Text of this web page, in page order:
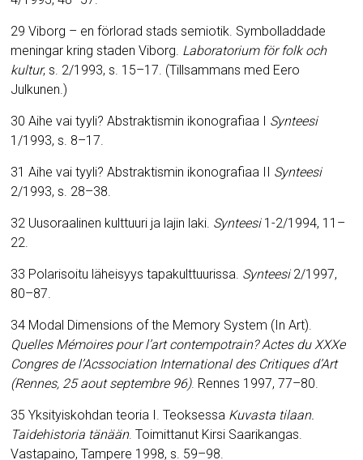
29 Viborg – en förlorad stads semiotik. Symbolladdade
meningar kring staden Viborg. Laboratorium för folk och
kultur, s. 2/1993, s. 15–17. (Tillsammans med Eero
Julkunen.)
30 Aihe vai tyyli? Abstraktismin ikonografiaa I Synteesi
1/1993, s. 8–17.
31 Aihe vai tyyli? Abstraktismin ikonografiaa II Synteesi
2/1993, s. 28–38.
32 Uusoraalinen kulttuuri ja lajin laki. Synteesi1-2/1994, 11–
22.
33 Polarisoitu läheisyys tapakulttuurissa. Synteesi2/1997,
80–87.
34 Modal Dimensions of the Memory System (In Art).
Quelles Mémoires pour l’art contempotrain? Actes du XXXe
Congres de l’Acssociation International des Critiques d’Art
(Rennes, 25 aout septembre 96). Rennes 1997, 77–80.
35 Yksityiskohdan teoria I. Teoksessa Kuvasta tilaan.
Taidehistoria tänään. Toimittanut Kirsi Saarikangas.
Vastapaino, Tampere 1998, s. 59–98.